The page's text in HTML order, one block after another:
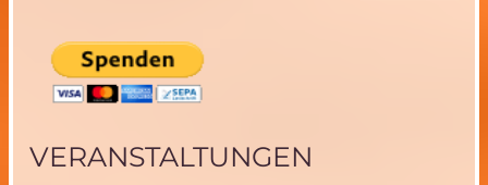
VERANSTALTUNGEN